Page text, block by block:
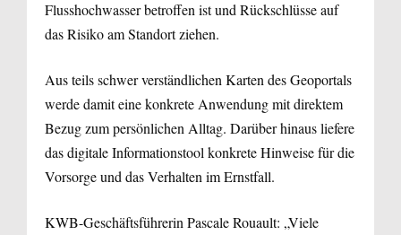
Flusshochwasser betroffen ist und Rückschlüsse auf
das Risiko am Standort ziehen.
Aus teils schwer verständlichen Karten des Geoportals
werde damit eine konkrete Anwendung mit direktem
Bezug zum persönlichen Alltag. Darüber hinaus liefere
das digitale Informationstool konkrete Hinweise für die
Vorsorge und das Verhalten im Ernstfall.
KWB-Geschäftsführerin Pascale Rouault: „Viele